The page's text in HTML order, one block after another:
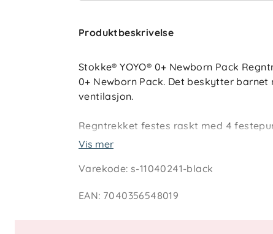
Produktbeskrivelse
Stokke® YOYO® 0+ Newborn Pack
0+ Newborn Pack. Det beskytter
ventilasjon.
Regntrekket festes raskt med 4
vanntetthet. Når det ikke er i bruk, kan
Spesielle funksjoner
Vis mer
Varekode:s-11040241-black
EAN: 7040356548019